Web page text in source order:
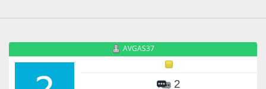
AVGAS37
2